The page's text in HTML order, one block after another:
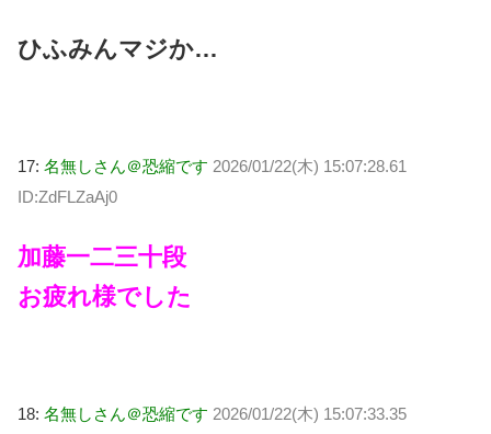
ひふみんマジか…
17: 名無しさん＠恐縮です 2026/01/22(木) 15:07:28.61
ID:ZdFLZaAj0
加藤一二三十段
お疲れ様でした
18: 名無しさん＠恐縮です 2026/01/22(木) 15:07:33.35